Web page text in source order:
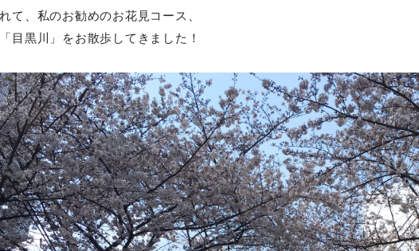
て、私のお勧めのお花見コース、
目黒川」をお散歩してきました！